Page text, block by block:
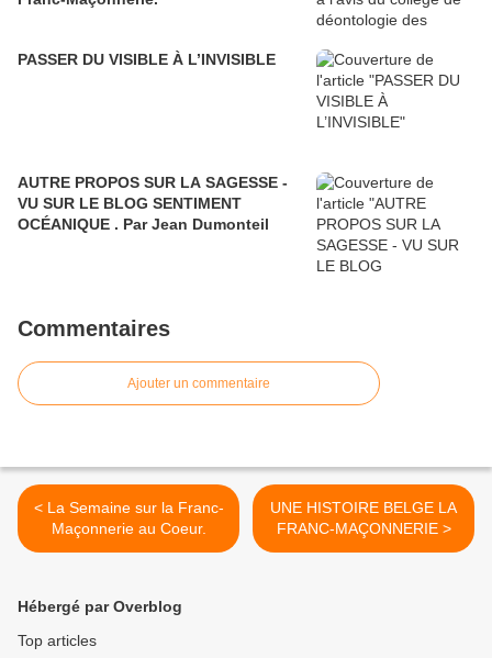
PASSER DU VISIBLE À L’INVISIBLE
AUTRE PROPOS SUR LA SAGESSE -
VU SUR LE BLOG SENTIMENT
OCÉANIQUE . Par Jean Dumonteil
Commentaires
Ajouter un commentaire
< La Semaine sur la Franc-
Maçonnerie au Coeur.
UNE HISTOIRE BELGE LA
FRANC-MAÇONNERIE >
Hébergé par Overblog
Top articles